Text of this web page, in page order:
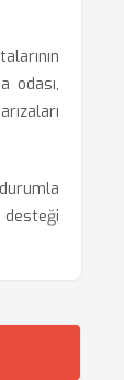
odası,
desteği